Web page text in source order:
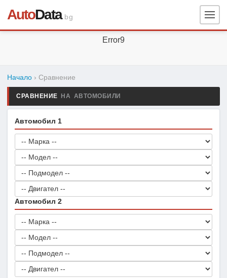
AutoData.bg
Error9
Начало › Сравнение
СРАВНЕНИЕ НА АВТОМОБИЛИ
Автомобил 1
Автомобил 2